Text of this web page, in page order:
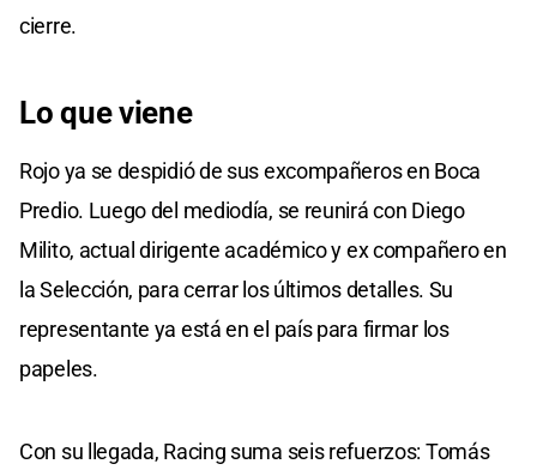
cierre.
Lo que viene
Rojo ya se despidió de sus excompañeros en Boca
Predio. Luego del mediodía, se reunirá con Diego
Milito, actual dirigente académico y ex compañero en
la Selección, para cerrar los últimos detalles. Su
representante ya está en el país para firmar los
papeles.
Con su llegada, Racing suma seis refuerzos: Tomás